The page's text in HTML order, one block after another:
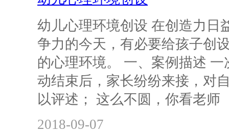
幼儿心理环境创设 在创造力日
争力的今天，有必要给孩子创
的心理环境。 一、案例描述
动结束后，家长纷纷来接，对
以评述； 这么不圆，你看老师
2018-09-07